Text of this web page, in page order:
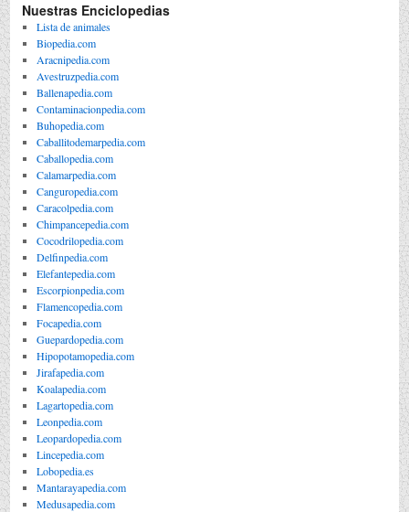
Nuestras Enciclopedias
Lista de animales
Biopedia.com
Aracnipedia.com
Avestruzpedia.com
Ballenapedia.com
Contaminacionpedia.com
Buhopedia.com
Caballitodemarpedia.com
Caballopedia.com
Calamarpedia.com
Canguropedia.com
Caracolpedia.com
Chimpancepedia.com
Cocodrilopedia.com
Delfinpedia.com
Elefantepedia.com
Escorpionpedia.com
Flamencopedia.com
Focapedia.com
Guepardopedia.com
Hipopotamopedia.com
Jirafapedia.com
Koalapedia.com
Lagartopedia.com
Leonpedia.com
Leopardopedia.com
Lincepedia.com
Lobopedia.es
Mantarayapedia.com
Medusapedia.com